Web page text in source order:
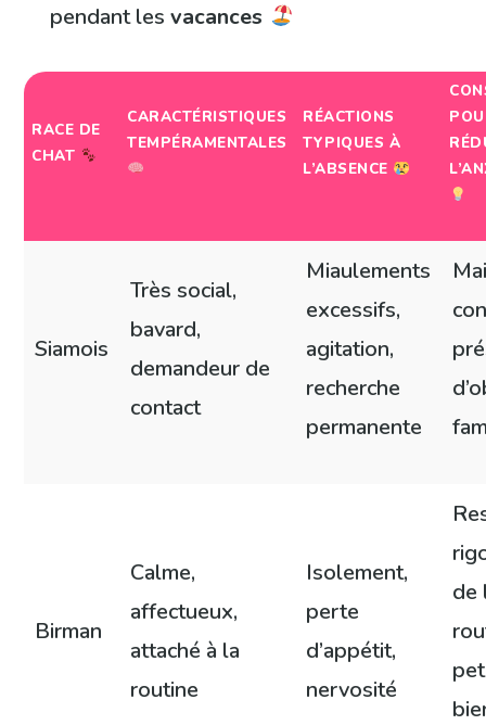
pendant lesvacances
RACE DE
CHAT
CARACTÉRISTIQUES
TEMPÉRAMENTALES
RÉACTIONS
TYPIQUES À
L’ABSENCE
Siamois
Très social,
bavard,
demandeur de
contact
Miaulements
excessifs,
agitation,
recherche
permanente
Birman
Calme,
affectueux,
attaché à la
routine
Isolement,
perte
d’appétit,
nervosité
de